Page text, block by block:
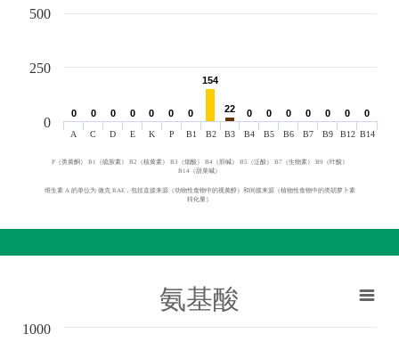
0
0 0
0 0
0 0
0 0
0 0
0 0
0
154
154
22
22 0
0 0
0 0
0 0
0 0
0 0
0 0
0
A C D E K P B1 B2 B3 B4 B5 B6 B7 B9 B12 B14
0
250
500
P（类黄酮） B1（硫胺素） B2（核黄素） B3（烟酸） B4（胆碱） B5（泛酸） B7（生物素） B9（叶酸）
B14（甜菜碱）
维生素 A 的单位为 微克 RAE，包括直接来源（动物性食物中的视黄醇）和间接来源（植物性食物中的类胡萝卜素
转化量）
氨基酸
1000